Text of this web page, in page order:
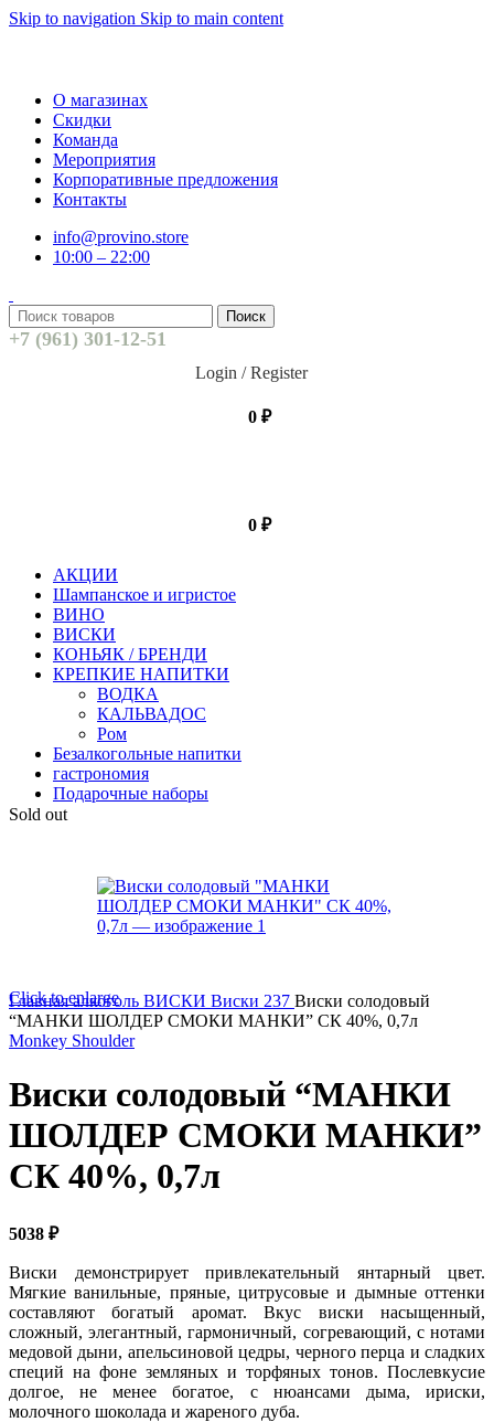
Skip to navigation Skip to main content
О магазинах
Скидки
Команда
Мероприятия
Корпоративные предложения
Контакты
info@provino.store
10:00 – 22:00
Поиск
+7 (961) 301-12-51
Login / Register
0 ₽
0 ₽
АКЦИИ
Шампанское и игристое
ВИНО
ВИСКИ
КОНЬЯК / БРЕНДИ
КРЕПКИЕ НАПИТКИ
ВОДКА
КАЛЬВАДОС
Ром
Безалкогольные напитки
гастрономия
Подарочные наборы
Sold out
Click to enlarge
Главнаяалкоголь ВИСКИ Виски 237 Виски солодовый
“МАНКИ ШОЛДЕР СМОКИ МАНКИ” СК 40%, 0,7л
Monkey Shoulder
Виски солодовый “МАНКИ
ШОЛДЕР СМОКИ МАНКИ”
СК 40%, 0,7л
5038 ₽
Виски демонстрирует привлекательный янтарный цвет.
Мягкие ванильные, пряные, цитрусовые и дымные оттенки
составляют богатый аромат. Вкус виски насыщенный,
сложный, элегантный, гармоничный, согревающий, с нотами
медовой дыни, апельсиновой цедры, черного перца и сладких
специй на фоне земляных и торфяных тонов. Послевкусие
долгое, не менее богатое, с нюансами дыма, ириски,
молочного шоколада и жареного дуба.